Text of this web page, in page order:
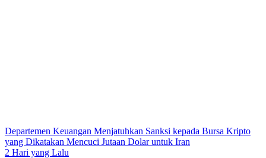
Departemen Keuangan Menjatuhkan Sanksi kepada Bursa Kripto
yang Dikatakan Mencuci Jutaan Dolar untuk Iran
2 Hari yang Lalu